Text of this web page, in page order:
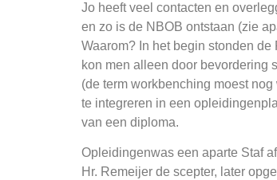
Jo heeft veel contacten en
en zo is de NBOB ontstaan (zie
Waarom? In het begin stonden
kon men alleen door bevordering
(de term workbenching moest
te integreren in een
van een diploma.
Opleidingenwas een aparte Staf
Hr. Remeijer de scepter, later